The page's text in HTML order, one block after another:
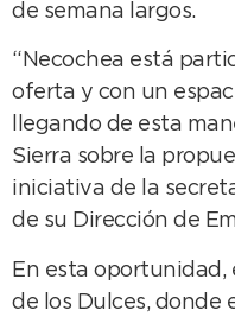
de semana largos.
“Necochea está
oferta y con un
llegando de esta
Sierra sobre la
iniciativa de la
de su Dirección de
En esta
de los Dulces, donde